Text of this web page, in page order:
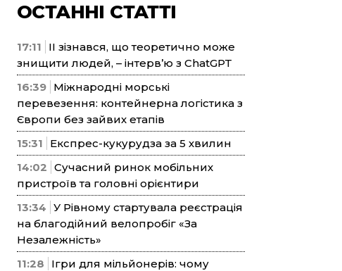
ОСТАННІ СТАТТІ
17:11
ІІ зізнався, що теоретично може
знищити людей, – інтерв’ю з ChatGPT
16:39 Міжнародні морські
перевезення: контейнерна логістика з
Європи без зайвих етапів
15:31
Експрес-кукурудза за 5 хвилин
14:02 Сучасний ринок мобільних
пристроїв та головні орієнтири
13:34 У Рівному стартувала реєстрація
на благодійний велопробіг «За
Незалежність»
11:28
Ігри для мільйонерів: чому